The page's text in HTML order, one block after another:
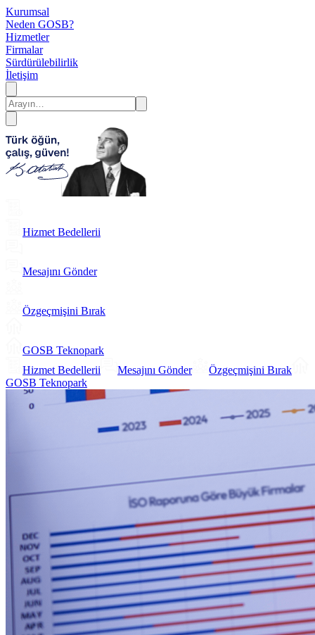
Kurumsal
Neden GOSB?
Hizmetler
Firmalar
Sürdürülebilirlik
İletişim
Hizmet Bedellerii
Mesajını Gönder
Özgeçmişini Bırak
GOSB Teknopark
Hizmet Bedellerii
Mesajını Gönder
Özgeçmişini Bırak
GOSB Teknopark